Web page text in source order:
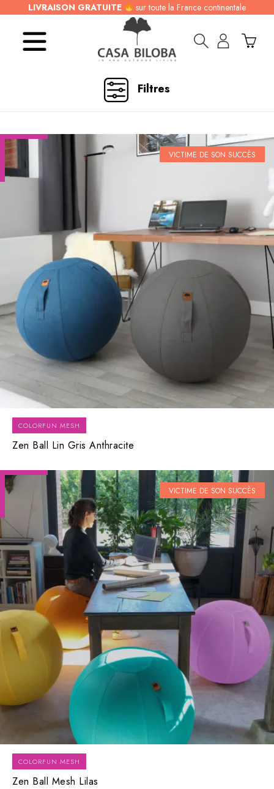
LIVRAISON GRATUITE sur toute la France continentale
Filtres
COLORFUN MESH
Zen Ball Lin Gris Anthracite
VICTIME DE SON SUCCÈS
COLORFUN MESH
Zen Ball Mesh Lilas
VICTIME DE SON SUCCÈS